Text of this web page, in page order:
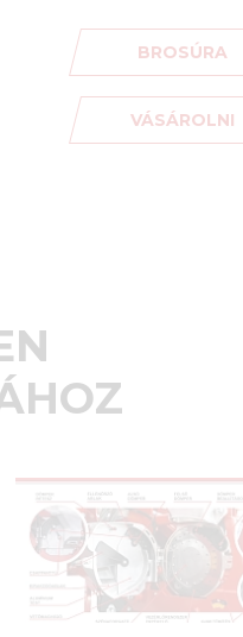
BROSÚRA
VÁSÁROLNI